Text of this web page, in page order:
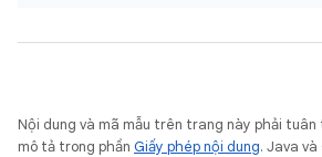
Nội dung và mã mẫu trên trang này phải
mô tả trong phần Giấy phép nội dung. Java